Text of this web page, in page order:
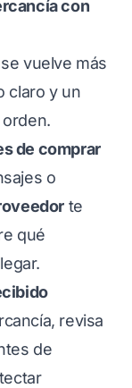
con
vuelve más
claro y un
de comprar
o
te
qué
revisa
de